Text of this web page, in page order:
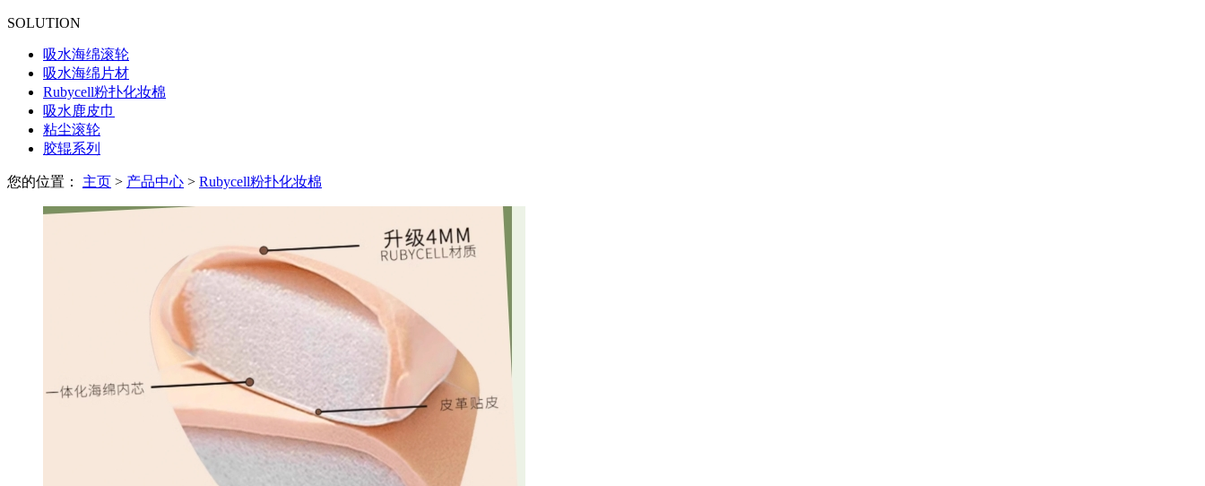
SOLUTION
吸水海绵滚轮
吸水海绵片材
Rubycell粉扑化妆棉
吸水鹿皮巾
粘尘滚轮
胶辊系列
您的位置： 主页 > 产品中心 > Rubycell粉扑化妆棉